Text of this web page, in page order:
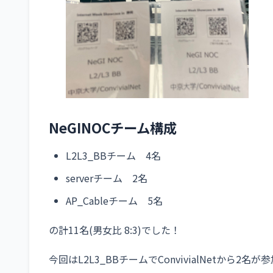
NeGINOCチーム構成
L2L3_BBチーム 4名
serverチーム 2名
AP_Cableチーム 5名
の計11名(男女比 8:3)でした！
今回はL2L3_BBチームでConvivialNetから2名が参